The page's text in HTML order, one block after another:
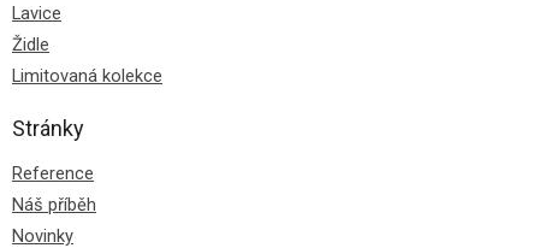
Lavice
Židle
Limitovaná kolekce
Stránky
Reference
Náš příběh
Novinky